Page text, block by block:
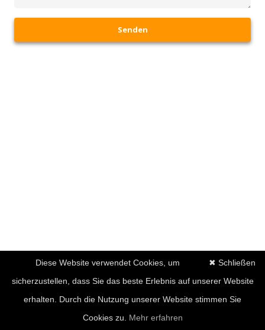
Senden
✖ Schließen
Diese Website verwendet Cookies, um
sicherzustellen, dass Sie das beste Erlebnis auf unserer Website
erhalten. Durch die Nutzung unserer Website stimmen Sie
Cookies zu. Mehr erfahren